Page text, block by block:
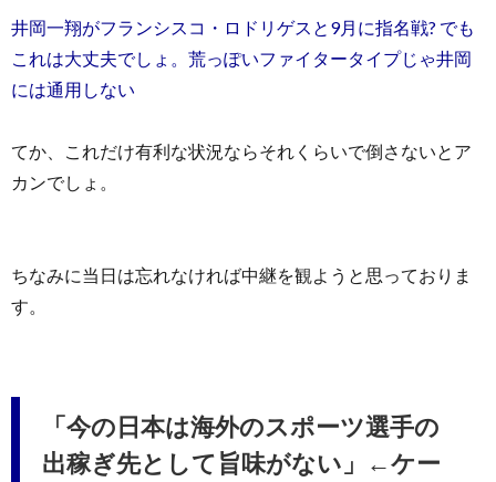
井岡一翔がフランシスコ・ロドリゲスと9月に指名戦? でも
これは大丈夫でしょ。荒っぽいファイタータイプじゃ井岡
には通用しない
てか、これだけ有利な状況ならそれくらいで倒さないとア
カンでしょ。
ちなみに当日は忘れなければ中継を観ようと思っておりま
す。
「今の日本は海外のスポーツ選手の
出稼ぎ先として旨味がない」←ケー